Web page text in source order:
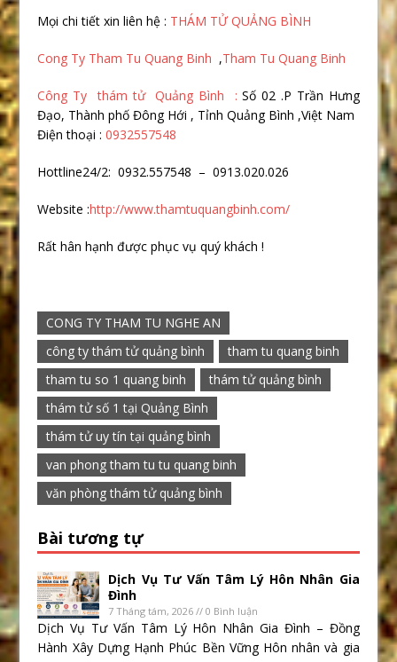
Mọi chi tiết xin liên hệ : THÁM TỬ QUẢNG BÌNH
Cong Ty Tham Tu Quang Binh ,Tham Tu Quang Binh
Công Ty thám tử Quảng Bình :Số 02 .P Trần Hưng
Đạo, Thành phố Đông Hới , Tỉnh Quảng Bình ,Việt Nam
Điện thoại :0932557548
Hottline24/2: 0932.557548 – 0913.020.026
Website :http://www.thamtuquangbinh.com/
Rất hân hạnh được phục vụ quý khách !
CONG TY THAM TU NGHE AN
công ty thám tử quảng bình
tham tu quang binh
tham tu so 1 quang binh
thám tử quảng bình
thám tử số 1 tại Quảng Bình
thám tử uy tín tại quảng bình
van phong tham tu tu quang binh
văn phòng thám tử quảng bình
Bài tương tự
Dịch Vụ Tư Vấn Tâm Lý Hôn Nhân Gia
Đình
7 Tháng tám, 2026 // 0 Bình luận
Dịch Vụ Tư Vấn Tâm Lý Hôn Nhân Gia Đình – Đồng
Hành Xây Dựng Hạnh Phúc Bền Vững Hôn nhân và gia